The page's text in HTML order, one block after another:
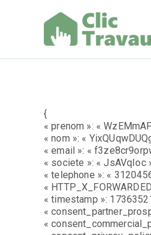
{
« prenom »: «
« nom »: «
« email »: «
« societe »: « JsAVqIoc
« telephone »: «
«
« timestamp »:
«
«